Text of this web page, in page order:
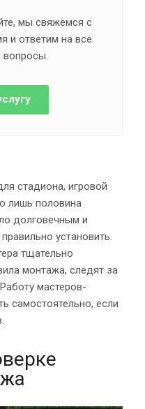
мы свяжемся с
и ответим на все
вопросы.
стадиона, игровой
лишь половина
долговечным и
установить.
тщательно
монтажа, следят за
мастеров-
самостоятельно, если